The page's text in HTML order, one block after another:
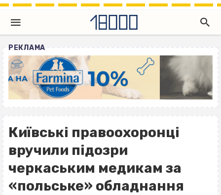
РЕКЛАМА
Київські правоохоронці
вручили підозри
черкаським медикам за
«польське» обладнання